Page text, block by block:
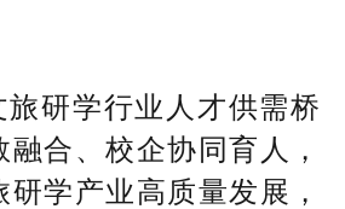
旅研学行业人才供需桥
合、校企协同育人，
研学产业高质量发展，